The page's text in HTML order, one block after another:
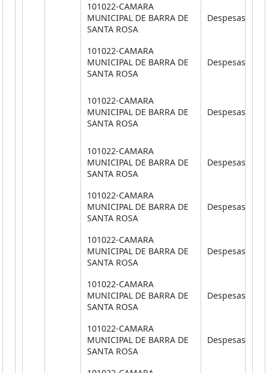
101022-CAMARA
MUNICIPAL DE BARRA DE
SANTA ROSA
Despesas de
101022-CAMARA
MUNICIPAL DE BARRA DE
SANTA ROSA
Despesas de
101022-CAMARA
MUNICIPAL DE BARRA DE
SANTA ROSA
Despesas
101022-CAMARA
MUNICIPAL DE BARRA DE
SANTA ROSA
Despesas
101022-CAMARA
MUNICIPAL DE BARRA DE
SANTA ROSA
Despesas
101022-CAMARA
MUNICIPAL DE BARRA DE
SANTA ROSA
Despesas
101022-CAMARA
MUNICIPAL DE BARRA DE
SANTA ROSA
Despesas
101022-CAMARA
MUNICIPAL DE BARRA DE
SANTA ROSA
Despesas